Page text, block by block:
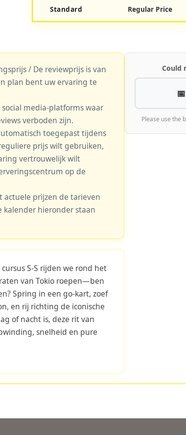
Standard Regular Price
/ De reviewprijs is van
plan bent uw ervaring te
media-platforms waar
verboden zijn.
toegepast tijdens
prijs wilt gebruiken,
vertrouwelijk wilt
op de
actuele prijzen de tarieven
kalender hieronder staan
S-S rijden we rond het
van Tokio roepen—ben
Spring in een go-kart, zoef
en rij richting de iconische
of nacht is, deze rit van
snelheid en pure
Could
Please use the